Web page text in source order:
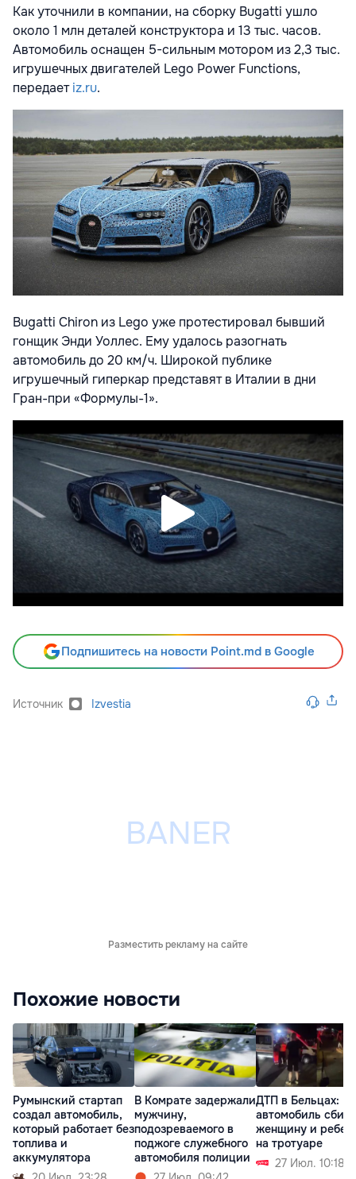
Как уточнили в компании, на сборку Bugatti ушло
около 1 млн деталей конструктора и 13 тыс. часов.
Автомобиль оснащен 5-сильным мотором из 2,3 тыс.
игрушечных двигателей Lego Power Functions,
передаетiz.ru.
Bugatti Chiron из Lego уже протестировал бывший
гонщик Энди Уоллес. Ему удалось разогнать
автомобиль до 20 км/ч. Широкой публике
игрушечный гиперкар представят в Италии в дни
Гран-при «Формулы-1».
Подпишитесь на новости Point.md в Google
Источник Izvestia
Разместить рекламу на сайте
Похожие новости
Румынский стартап
создал автомобиль,
который работает без
топлива и
аккумулятора
В Комрате задержали
мужчину,
подозреваемого в
поджоге служебного
автомобиля полиции
ДТП в Бельцах:
автомобиль сбил
женщину и
на тротуаре
27 Июл. 10:18